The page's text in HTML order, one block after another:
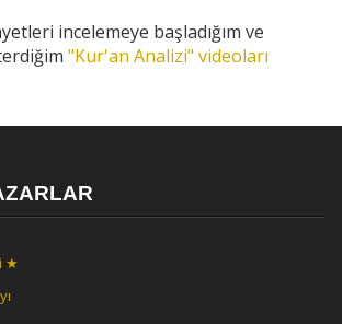
incelemeye başladığım ve
"Kur'an Analizi" videoları
★